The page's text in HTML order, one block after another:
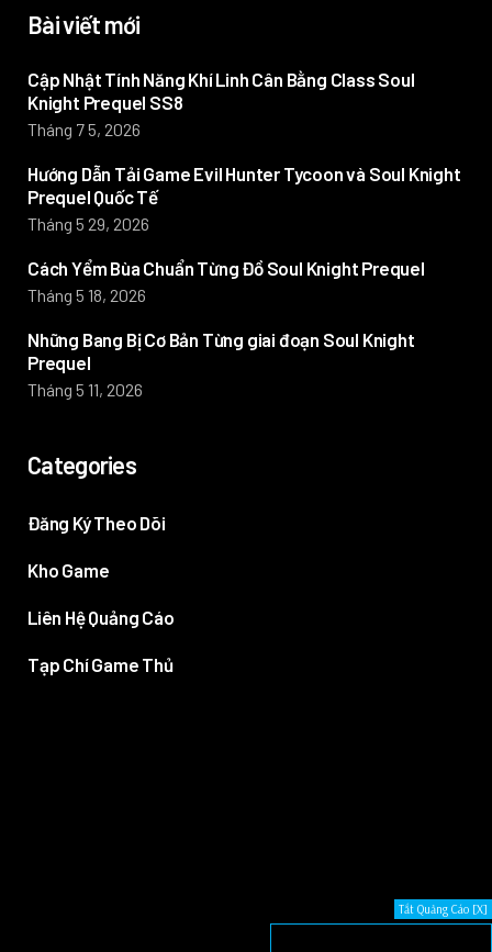
Bài viết mới
Cập Nhật Tính Năng Khí Linh Cân Bằng Class Soul
Knight Prequel SS8
Tháng 7 5, 2026
Hướng Dẫn Tải Game Evil Hunter Tycoon và Soul Knight
Prequel Quốc Tế
Tháng 5 29, 2026
Cách Yểm Bùa Chuẩn Từng Đồ Soul Knight Prequel
Tháng 5 18, 2026
Những Bang Bị Cơ Bản Từng giai đoạn Soul Knight
Prequel
Tháng 5 11, 2026
Categories
Đăng Ký Theo Dõi
Kho Game
Liên Hệ Quảng Cáo
Tạp Chí Game Thủ
Tắt Quảng Cáo [X]